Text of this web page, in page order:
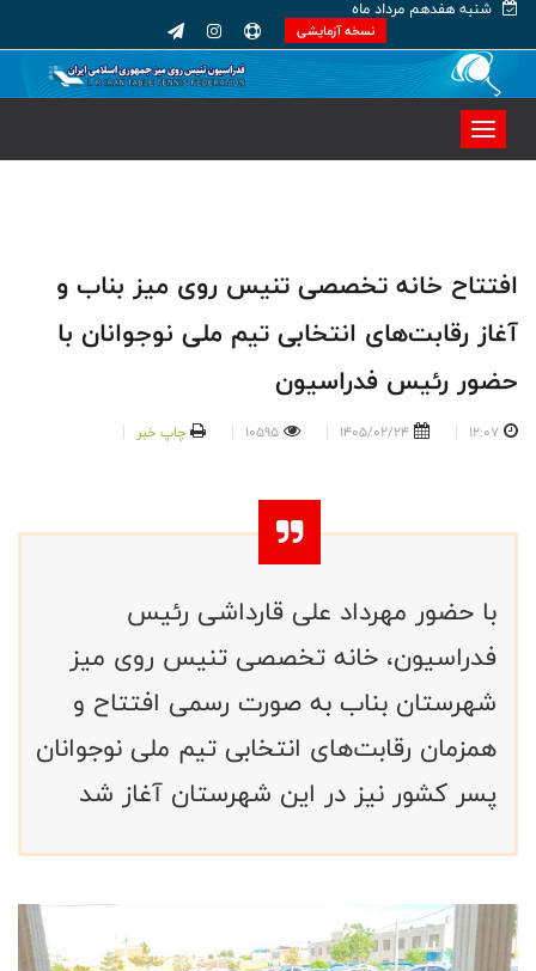
شنبه هفدهم مرداد ماه
نسخه آزمایشی
افتتاح خانه تخصصی تنیس روی میز بناب و
آغاز رقابت‌های انتخابی تیم ملی نوجوانان با
حضور رئیس فدراسیون
12:07
1405/02/24
10595 چاپ خبر
با حضور مهرداد علی قارداشی رئیس
فدراسیون، خانه تخصصی تنیس روی میز
شهرستان بناب به صورت رسمی افتتاح و
همزمان رقابت‌های انتخابی تیم ملی نوجوانان
پسر کشور نیز در این شهرستان آغاز شد